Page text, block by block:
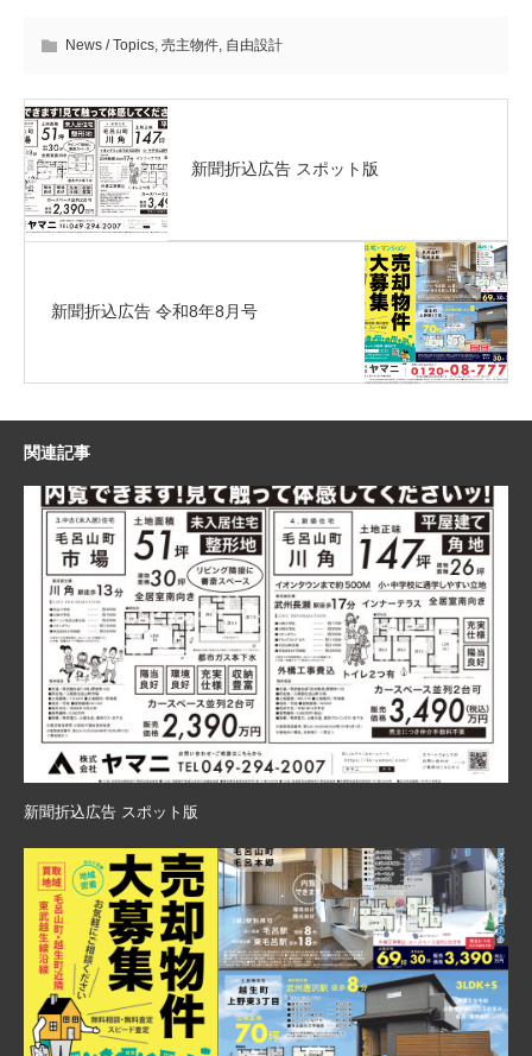
News / Topics, 売主物件, 自由設計
新聞折込広告 スポット版
新聞折込広告 令和8年8月号
関連記事
新聞折込広告 スポット版